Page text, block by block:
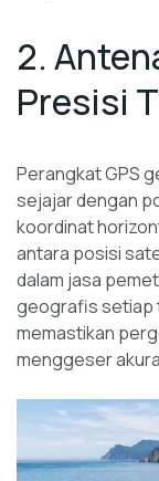
2.
Presisi
Perangkat GPS
sejajar dengan
koordinat
antara posisi
dalam jasa
geografis setiap
memastikan
menggeser